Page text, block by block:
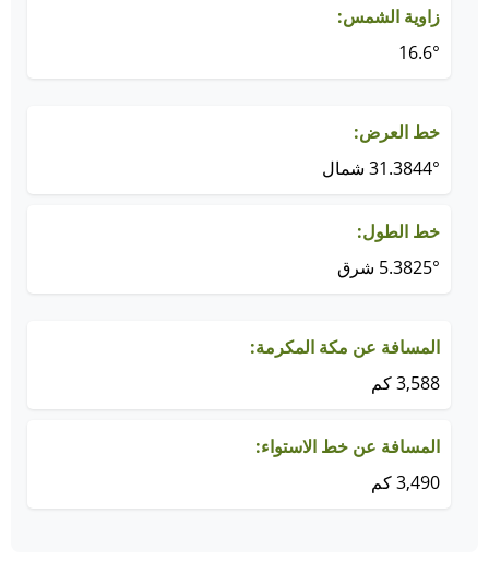
زاوية الشمس:
16.6°
خط العرض:
31.3844° شمال
خط الطول:
5.3825° شرق
المسافة عن مكة المكرمة:
3,588 كم
المسافة عن خط الاستواء:
3,490 كم